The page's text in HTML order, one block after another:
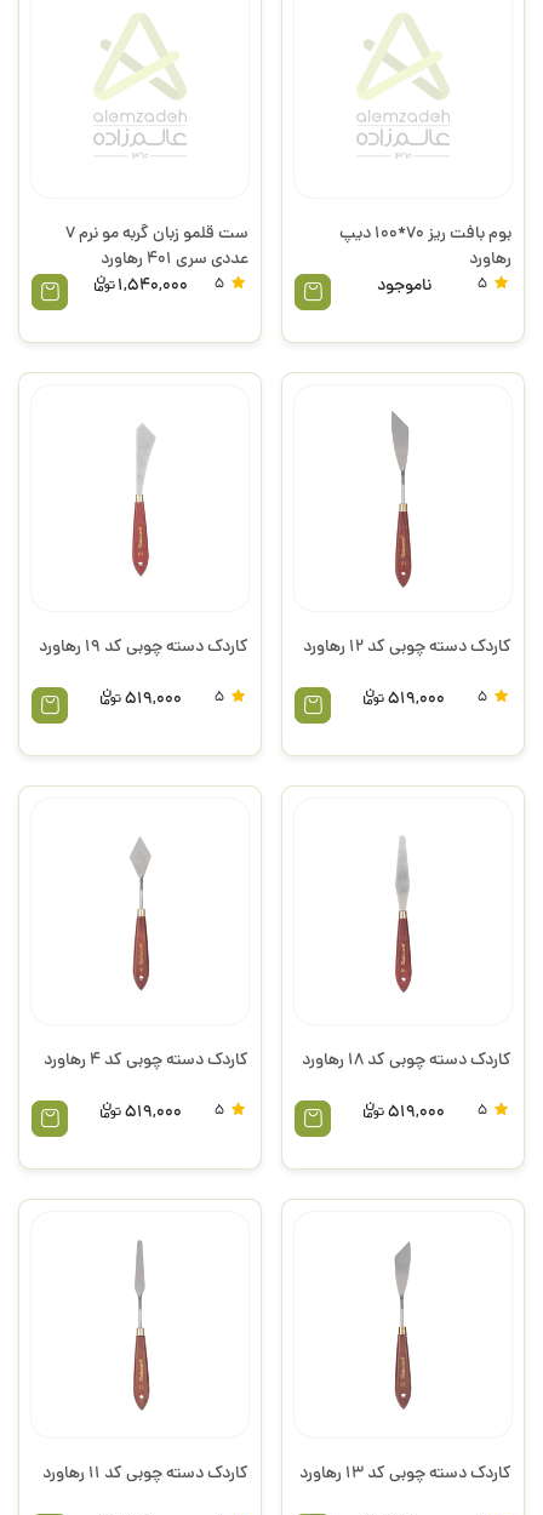
بوم بافت ریز 70*100 دیپ
رهاورد
ناموجود
ست قلمو زبان گربه مو نرم 7
عددی سری 401 رهاورد
1,540,000
کاردک دسته چوبی کد 12 رهاورد
519,000
کاردک دسته چوبی کد 19 رهاورد
519,000
کاردک دسته چوبی کد 18 رهاورد
519,000
کاردک دسته چوبی کد 4 رهاورد
519,000
کاردک دسته چوبی کد 13 رهاورد کاردک دسته چوبی کد 11 رهاورد